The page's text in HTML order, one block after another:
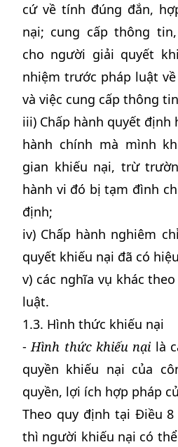
cứ về tính đúng đắn,
nại; cung cấp thông
cho người giải quyết
nhiệm trước pháp luật
và việc cung cấp thông
iii) Chấp hành quyết định
hành chính mà mình
gian khiếu nại, trừ
hành vi đó bị tạm đình
định;
iv) Chấp hành nghiêm
quyết khiếu nại đã có
v) các nghĩa vụ khác
luật.
1.3. Hình thức khiếu nại
-Hình thức khiếu nại là
quyền khiếu nại của
quyền, lợi ích hợp pháp
Theo quy định tại Điều
thì người khiếu nại có